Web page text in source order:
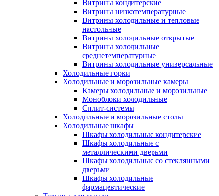
Витрины кондитерские
Витрины низкотемпературные
Витрины холодильные и тепловые
настольные
Витрины холодильные открытые
Витрины холодильные
среднетемпературные
Витрины холодильные универсальные
Холодильные горки
Холодильные и морозильные камеры
Камеры холодильные и морозильные
Моноблоки холодильные
Сплит-системы
Холодильные и морозильные столы
Холодильные шкафы
Шкафы холодильные кондитерские
Шкафы холодильные с
металлическими дверьми
Шкафы холодильные со стеклянными
дверьми
Шкафы холодильные
фармацевтические